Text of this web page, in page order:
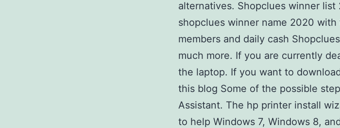
alternatives. Shopclues winner
shopclues winner name 2020
members and daily cash
much more. If you are currently
the laptop. If you want to
this blog Some of the possible
Assistant. The hp printer install
to help Windows 7, Windows 8,